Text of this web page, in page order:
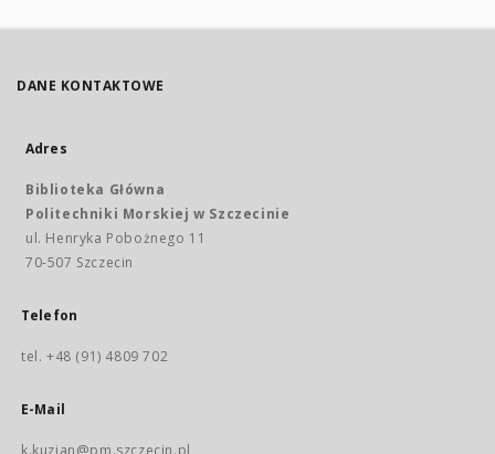
DANE KONTAKTOWE
Adres
Biblioteka Główna
Politechniki Morskiej w Szczecinie
ul. Henryka Pobożnego 11
70-507 Szczecin
Telefon
tel. +48 (91) 4809 702
E-Mail
k.kuzian@pm.szczecin.pl